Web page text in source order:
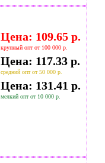
Цена: 109.65 р.
крупный опт от 100 000 р.
Цена: 117.33 р.
средний опт от 50 000 р.
Цена: 131.41 р.
мелкий опт от 10 000 р.